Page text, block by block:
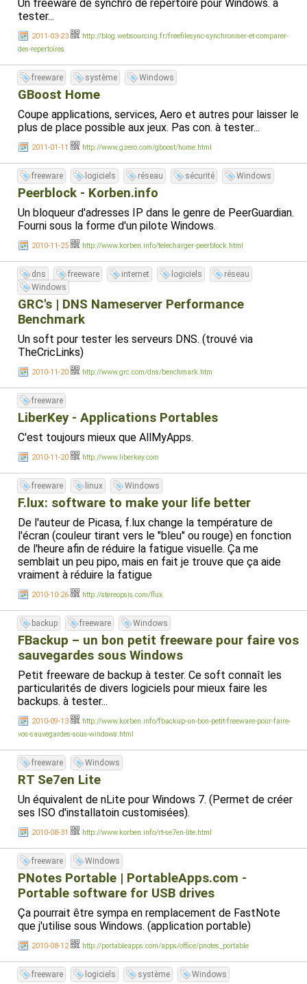
Un freeware de synchro de répertoire pour Windows. à
tester...
2011-03-23
http://blog.websourcing.fr/freefilesync-synchroniser-et-comparer-
des-repertoires
freeware système Windows
GBoost Home
Coupe applications, services, Aero et autres pour laisser le
plus de place possible aux jeux. Pas con. à tester...
2011-01-11 http://www.gzero.com/gboost/home.html
freeware logiciels réseau sécurité Windows
Peerblock - Korben.info
Un bloqueur d'adresses IP dans le genre de PeerGuardian.
Fourni sous la forme d'un pilote Windows.
2010-11-25 http://www.korben.info/telecharger-peerblock.html
dns freeware internet logiciels
réseau
Windows
GRC's | DNS Nameserver Performance
Benchmark
Un soft pour tester les serveurs DNS. (trouvé via
TheCricLinks)
2010-11-20 http://www.grc.com/dns/benchmark.htm
freeware
LiberKey - Applications Portables
C'est toujours mieux que AllMyApps.
2010-11-20 http://www.liberkey.com
freeware linux Windows
F.lux: software to make your life better
De l'auteur de Picasa, f.lux change la température de
l'écran (couleur tirant vers le "bleu" ou rouge) en fonction
de l'heure afin de réduire la fatigue visuelle. Ça me
semblait un peu pipo, mais en fait je trouve que ça aide
vraiment à réduire la fatigue
2010-10-26 http://stereopsis.com/flux
backup freeware Windows
FBackup – un bon petit freeware pour faire vos
sauvegardes sous Windows
Petit freeware de backup à tester. Ce soft connaît les
particularités de divers logiciels pour mieux faire les
backups. à tester...
2010-09-13
http://www.korben.info/fbackup-un-bon-petit-freeware-pour-faire-
vos-sauvegardes-sous-windows.html
freeware Windows
RT Se7en Lite
Un équivalent de nLite pour Windows 7. (Permet de créer
ses ISO d'installatoin customisées).
2010-08-31 http://www.korben.info/rt-se7en-lite.html
freeware Windows
PNotes Portable | PortableApps.com -
Portable software for USB drives
Ça pourrait être sympa en remplacement de FastNote
que j'utilise sous Windows. (application portable)
2010-08-12 http://portableapps.com/apps/office/pnotes_portable
freeware logiciels système Windows